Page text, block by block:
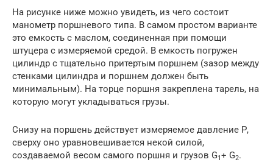
На рисунке ниже можно увидеть, из чего состоит
манометр поршневого типа. В самом простом варианте
это емкость с маслом, соединенная при помощи
штуцера с измеряемой средой. В емкость погружен
цилиндр с тщательно притертым поршнем (зазор между
стенками цилиндра и поршнем должен быть
минимальным). На торце поршня закреплена тарель, на
которую могут укладываться грузы.
Снизу на поршень действует измеряемое давление Р,
сверху оно уравновешивается некой силой,
создаваемой весом самого поршня и грузов G1+ G2.